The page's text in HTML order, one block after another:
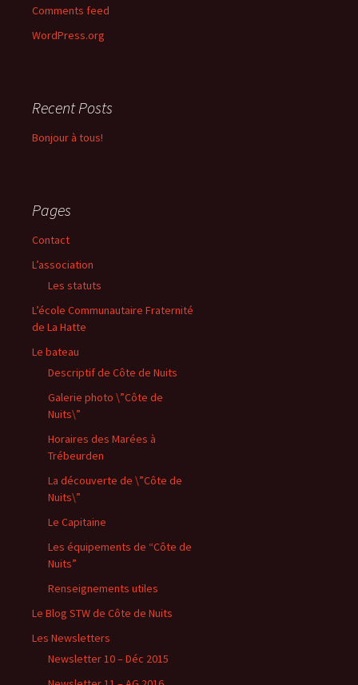
Comments feed
WordPress.org
Recent Posts
Bonjour à tous!
Pages
Contact
L’association
Les statuts
L’école Communautaire Fraternité
de La Hatte
Le bateau
Descriptif de Côte de Nuits
Galerie photo \”Côte de
Nuits\”
Horaires des Marées à
Trébeurden
La découverte de \”Côte de
Nuits\”
Le Capitaine
Les équipements de “Côte de
Nuits”
Renseignements utiles
Le Blog STW de Côte de Nuits
Les Newsletters
Newsletter 10 – Déc 2015